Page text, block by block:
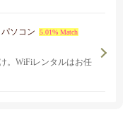
ソコン 5.01% Match
。WiFiレンタルはお任